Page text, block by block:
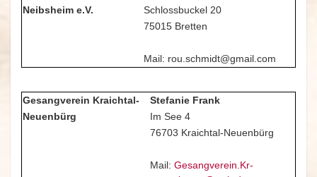
Neibsheim e.V.
Schlossbuckel 20
75015 Bretten
Mail: rou.schmidt@gmail.com
Gesangverein Kraichtal-
Stefanie Frank
Neuenbürg
Im See 4
76703 Kraichtal-Neuenbürg
Mail: Gesangverein.Kr-